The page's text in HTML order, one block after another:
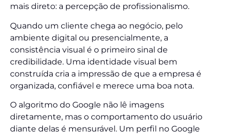
mais direto: a percepção de profissionalismo.
Quando um cliente chega ao negócio, pelo
ambiente digital ou presencialmente, a
consistência visual é o primeiro sinal de
credibilidade. Uma identidade visual bem
construída cria a impressão de que a empresa é
organizada, confiável e merece uma boa nota.
O algoritmo do Google não lê imagens
diretamente, mas o comportamento do usuário
diante delas é mensurável. Um perfil no Google